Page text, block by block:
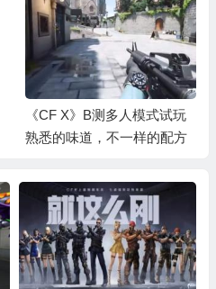
《CF X》B测多人模式试玩
熟悉的味道，不一样的配方